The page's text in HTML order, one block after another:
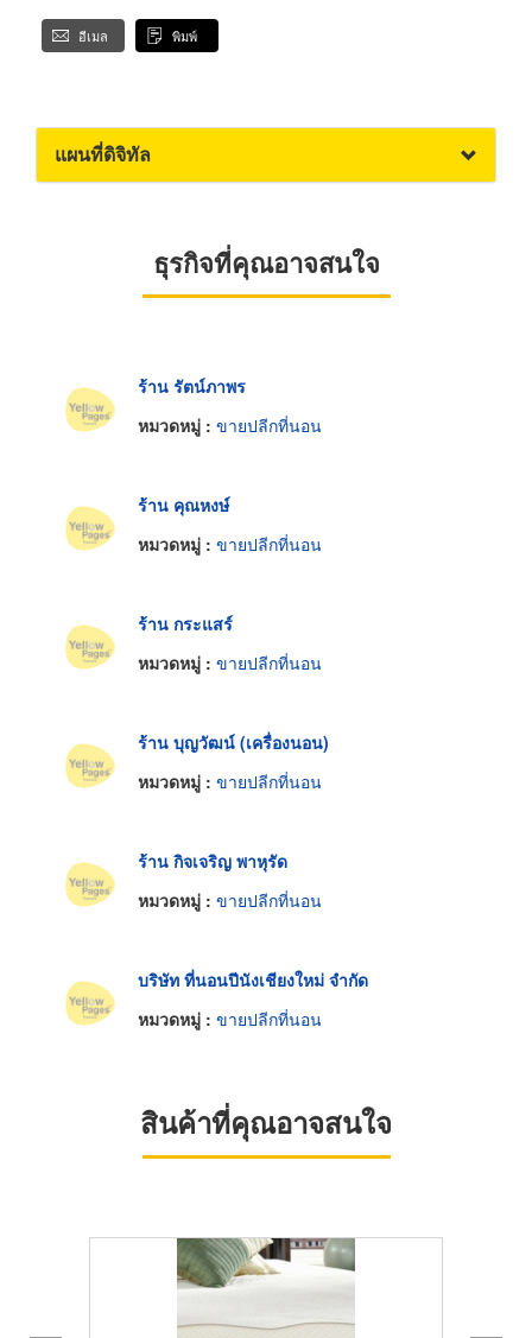
อีเมล พิมพ์
แผนที่ดิจิทัล
ธุรกิจที่คุณอาจสนใจ
ร้าน รัตน์ภาพร
หมวดหมู่ : ขายปลีกที่นอน
ร้าน คุณหงษ์
หมวดหมู่ : ขายปลีกที่นอน
ร้าน กระแสร์
หมวดหมู่ : ขายปลีกที่นอน
ร้าน บุญวัฒน์ (เครื่องนอน)
หมวดหมู่ : ขายปลีกที่นอน
ร้าน กิจเจริญ พาหุรัด
หมวดหมู่ : ขายปลีกที่นอน
บริษัท ที่นอนปีนังเชียงใหม่ จำกัด
หมวดหมู่ : ขายปลีกที่นอน
สินค้าที่คุณอาจสนใจ